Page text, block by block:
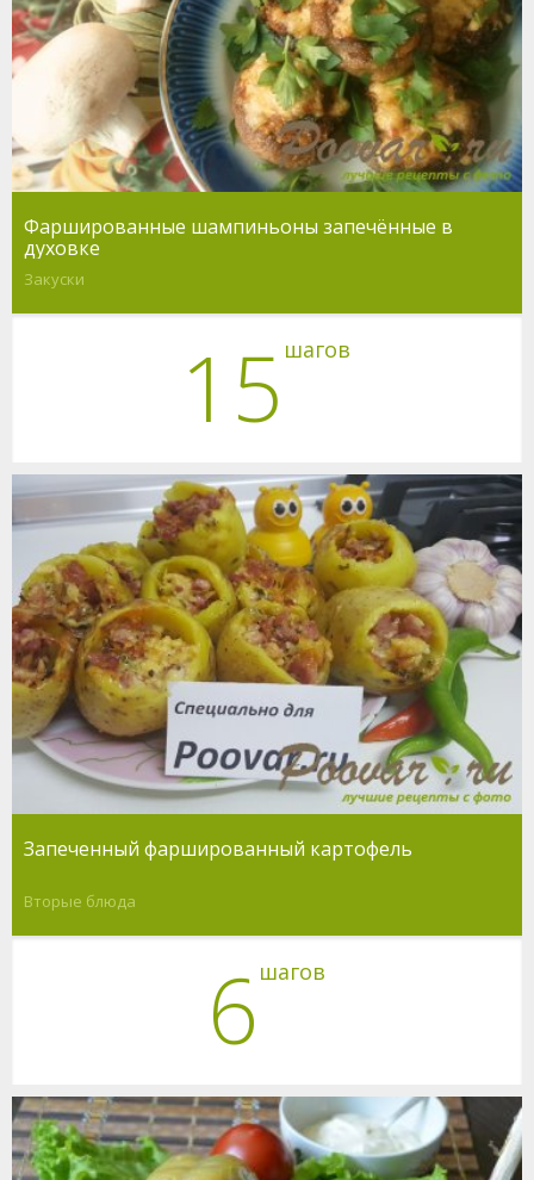
Фаршированные шампиньоны запечённые в
духовке
Закуски
15 шагов
Запеченный фаршированный картофель
Вторые блюда
6 шагов